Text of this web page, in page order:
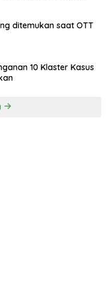
ditemukan saat OTT
10 Klaster Kasus